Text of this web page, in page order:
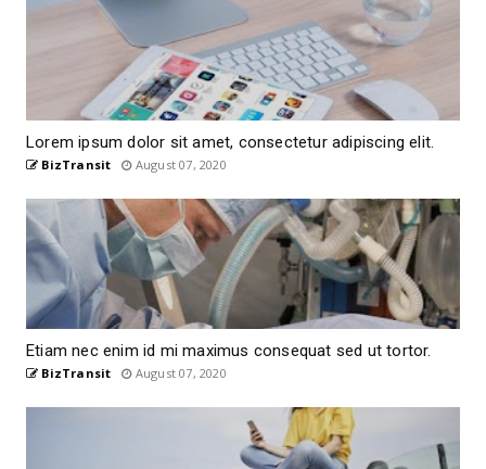
Lorem ipsum dolor sit amet, consectetur adipiscing elit.
BizTransit August 07, 2020
Etiam nec enim id mi maximus consequat sed ut tortor.
BizTransit August 07, 2020